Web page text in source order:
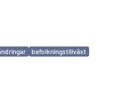
befolkningstillväxt